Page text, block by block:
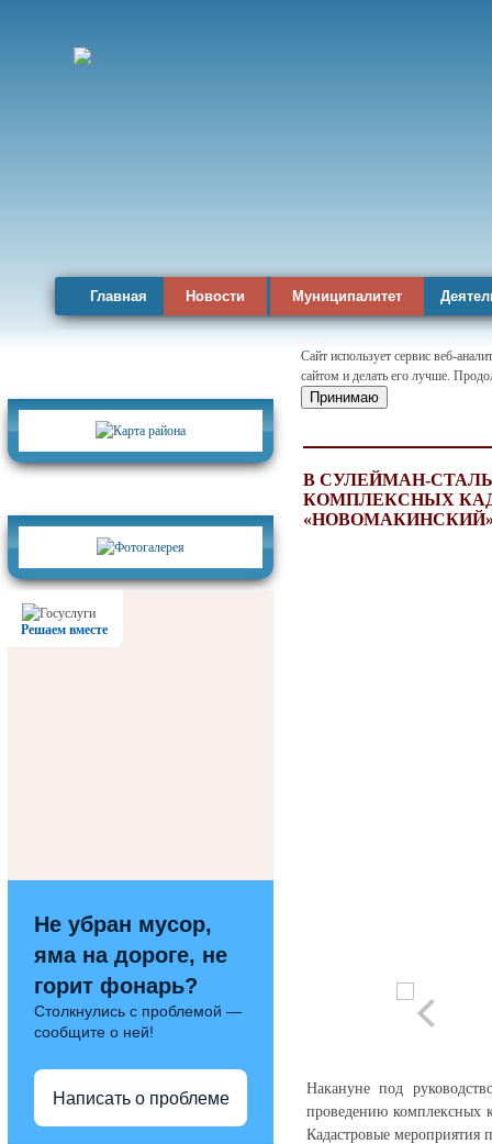
Главная Новости Муниципалитет
Решаем вместе
Не убран мусор,
яма на дороге, не
горит фонарь?
Столкнулись с проблемой —
сообщите о ней!
Написать о проблеме
Сайт использует сервис веб-
сайтом и делать его лучше.
Принимаю
В СУЛЕЙМАН-
КОМПЛЕКСНЫХ
Накануне под
проведению комплексных
Кадастровые мероприятия